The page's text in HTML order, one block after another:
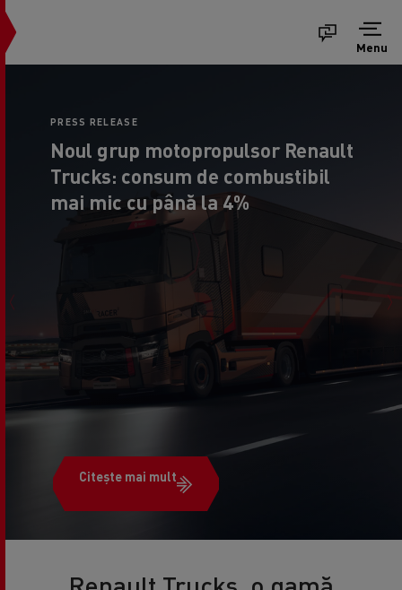
Menu
PRESS RELEASE
Noul grup motopropulsor Renault
Trucks: consum de combustibil
mai mic cu până la 4%
Citește mai mult